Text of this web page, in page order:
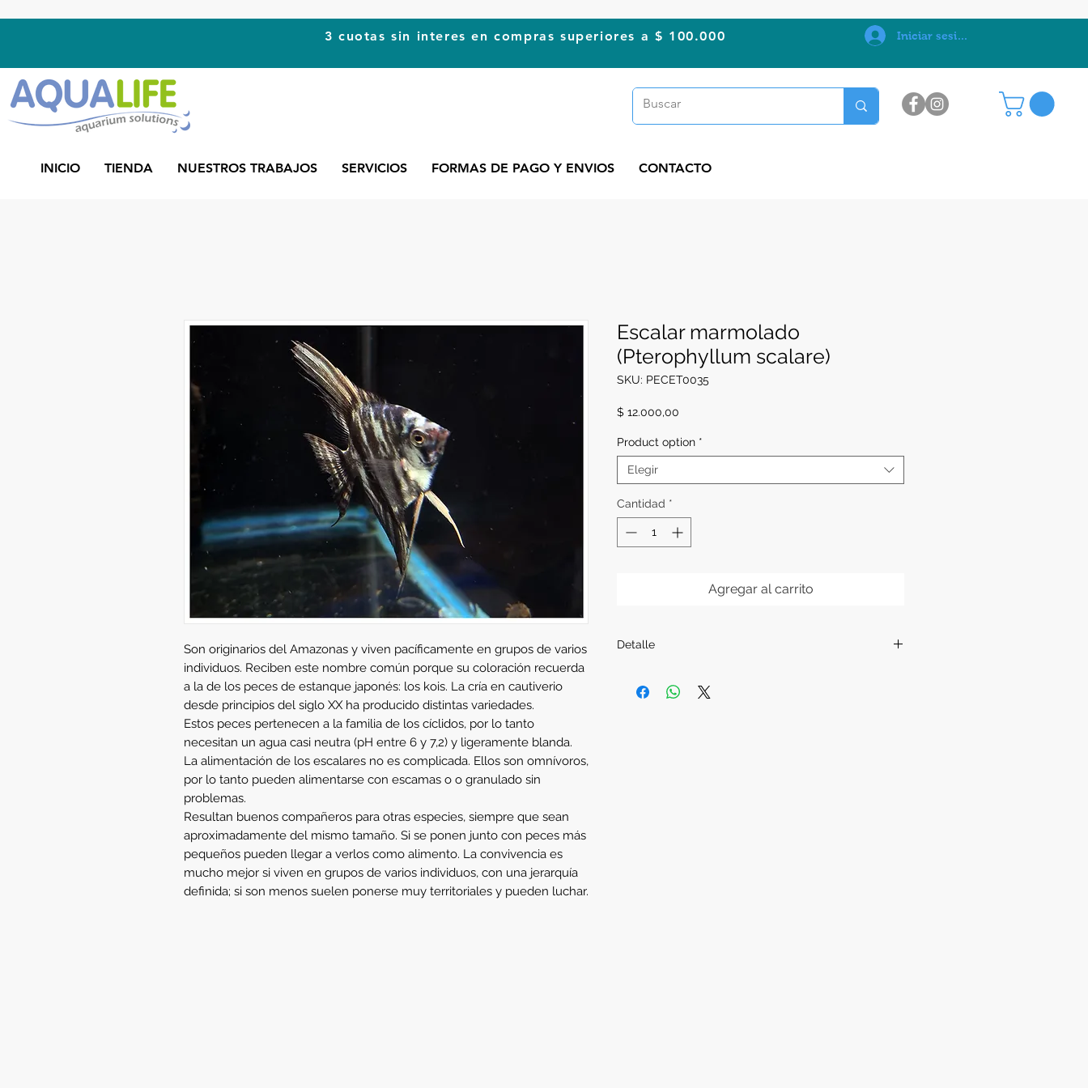
3 cuotas sin interes en compras superiores a $ 100.000 Iniciar sesión
INICIO TIENDA NUESTROS TRABAJOS SERVICIOS FORMAS DE PAGO Y ENVIOS CONTACTO
Son originarios del Amazonas y viven pacíficamente en grupos de varios
individuos. Reciben este nombre común porque su coloración recuerda
a la de los peces de estanque japonés: los kois. La cría en cautiverio
desde principios del siglo XX ha producido distintas variedades.
Estos peces pertenecen a la familia de los cíclidos, por lo tanto
necesitan un agua casi neutra (pH entre 6 y 7,2) y ligeramente blanda.
La alimentación de los escalares no es complicada. Ellos son omnívoros,
por lo tanto pueden alimentarse con escamas o o granulado sin
problemas.
Resultan buenos compañeros para otras especies, siempre que sean
aproximadamente del mismo tamaño. Si se ponen junto con peces más
pequeños pueden llegar a verlos como alimento. La convivencia es
mucho mejor si viven en grupos de varios individuos, con una jerarquía
definida; si son menos suelen ponerse muy territoriales y pueden luchar.
Escalar marmolado
(Pterophyllum scalare)
SKU: PECET0035
$ 12.000,00
Product option *
Elegir
Cantidad *
Agregar al carrito
Detalle
Alimentación:
Alimento en escamas, pellets, etc.